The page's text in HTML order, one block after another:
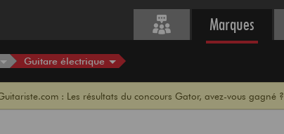
Marques
Guitare électrique
: Les résultats du concours Gator, avez-vous gagné ?